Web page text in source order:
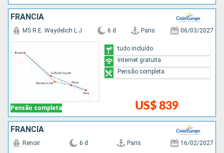
FRANCIA
Pensão completa
MS R.E. Waydelich L.J 6 d Paris 06/03/2027
US$ 839
tudo incluído
Internet gratuita
Pensão completa
FRANCIA
Renoir 6 d Paris 16/02/2027